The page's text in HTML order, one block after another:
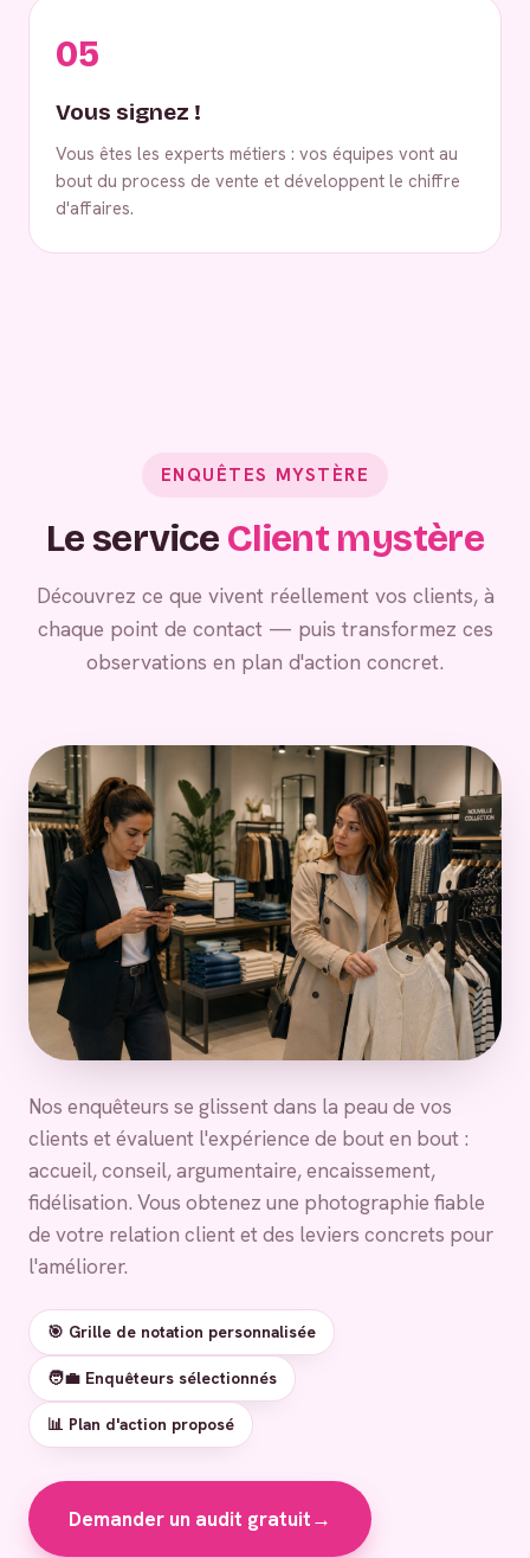
05
Vous signez !
Vous êtes les experts métiers : vos équipes vont au
bout du process de vente et développent le chiffre
d'affaires.
ENQUÊTES MYSTÈRE
Le service Client mystère
Découvrez ce que vivent réellement vos clients, à
chaque point de contact — puis transformez ces
observations en plan d'action concret.
Nos enquêteurs se glissent dans la peau de vos
clients et évaluent l'expérience de bout en bout :
accueil, conseil, argumentaire, encaissement,
fidélisation. Vous obtenez une photographie fiable
de votre relation client et des leviers concrets pour
l'améliorer.
🎯 Grille de notation personnalisée
🧑‍💼 Enquêteurs sélectionnés
📊 Plan d'action proposé
Demander un audit gratuit→